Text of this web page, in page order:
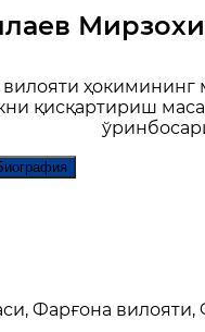
ҳокимининг
қисқартириш
Фарғона вилояти,